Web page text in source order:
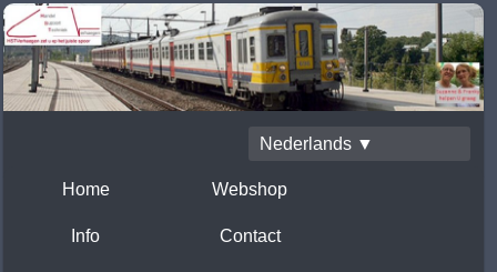
Nederlands ▼
Home Webshop
Info Contact